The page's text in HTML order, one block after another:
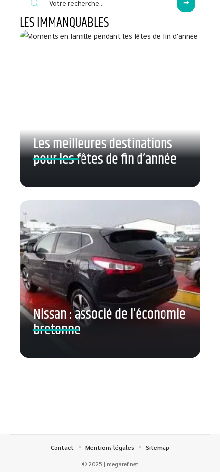
LES IMMANQUABLES
Les meilleures destinations
pour les fêtes de fin d’année
Nissan : associé de l’économie
bretonne
© 2025 | megaref.net
Contact Mentions légales Sitemap